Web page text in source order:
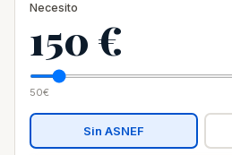
Necesito
150 €
50€
Sin ASNEF